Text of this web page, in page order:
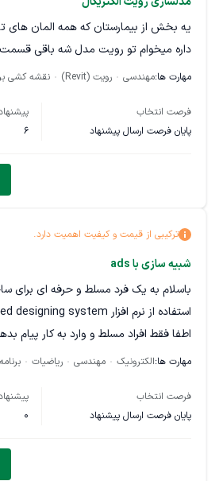
خطوط برق مجزا برای تجهیزات سنگین
طراحی تابلوهای برق و جدول بار (Panel Schedule)
طراحی سیستم ارت و اتصال زمین
هماهنگی با نقشه‌های معماری و مکانیک
تهیه نقشه‌های قابل اجرا (Issued for Construction)
خروجی‌های مورد نیاز:
فایل‌های قابل ویرایش CAD (DWG)
نسخه PDF آماده ارائه و اجرا
فایل محاسبات بار الکتریکی
شرایط همکاری:
سابقه طراحی پروژه‌های کافه، رستوران یا
یه بخش از بیمارستان که همه المان های
داره میخوام تو رویت مدل شه باقی
مهارت ها:مهندسی رویت (Revit) نقشه کشی
فرصت انتخاب
پایان فرصت ارسال پیشنهاد
6
ترکیبی از قیمت و کیفیت اهمیت دارد.
شبیه سازی با ads
باسلام به یک فرد مسلط و حرفه ای برای
اطفا فقط افراد مسلط و وارد به کار پیام
مهارت ها:الکترونیک مهندسی ریاضیات
فرصت انتخاب
پایان فرصت ارسال پیشنهاد
0